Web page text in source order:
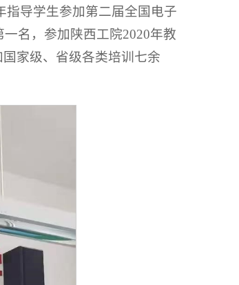
指导学生参加第二届全国电子
名，参加陕西工院2020年教
家级、省级各类培训七余